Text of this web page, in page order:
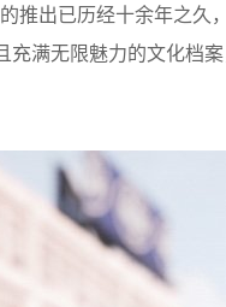
出已历经十余年之久
充满无限魅力的文化档